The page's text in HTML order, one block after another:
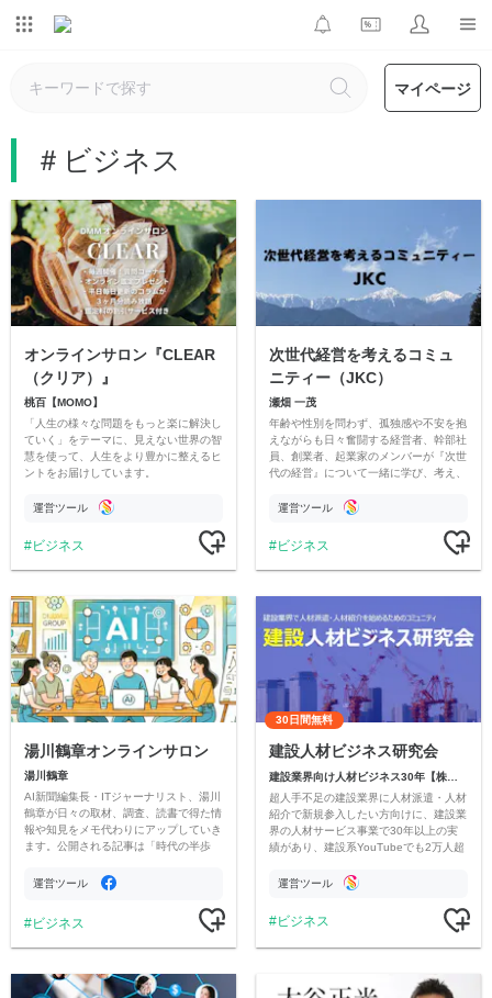
マイページ
＃ビジネス
オンラインサロン『CLEAR
（クリア）』
桃百【MOMO】
「人生の様々な問題をもっと楽に解決し
ていく」をテーマに、見えない世界の智
慧を使って、人生をより豊かに整えるヒ
ントをお届けしています。
運営ツール
ビジネス
次世代経営を考えるコミュ
ニティー（JKC）
瀬畑 一茂
年齢や性別を問わず、孤独感や不安を抱
えながらも日々奮闘する経営者、幹部社
員、創業者、起業家のメンバーが『次世
代の経営』について一緒に学び、考え、
間との関係づくりのコミュニティーで
運営ツール
ビジネス
湯川鶴章オンラインサロン
湯川鶴章
AI新聞編集長・ITジャーナリスト、湯川
鶴章が日々の取材、調査、読書で得た情
報や知見をメモ代わりにアップしていき
ます。公開される記事は「時代の半歩
報を心がけます。
運営ツール
ビジネス
30日間無料
建設人材ビジネス研究会
建設業界向け人材ビジネス30年【株式会社ライズ】
超人手不足の建設業界に人材派遣・人材
紹介で新規参入したい方向けに、建設業
界の人材サービス事業で30年以上の実
績があり、建設系YouTubeでも2万人超
ネス環境を解説します。
運営ツール
ビジネス